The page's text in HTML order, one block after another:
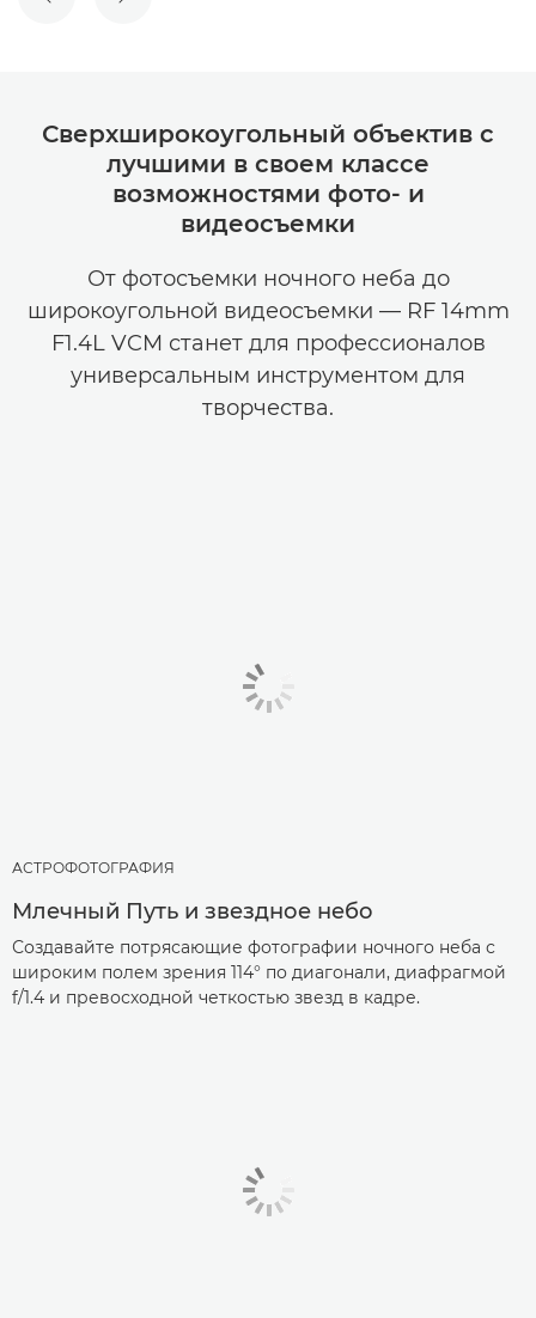
ПРЕДЫДУЩИЙ СЛАЙД
СЛЕДУЮЩИЙ СЛАЙД
Сверхширокоугольный объектив с
лучшими в своем классе
возможностями фото- и
видеосъемки
От фотосъемки ночного неба до
широкоугольной видеосъемки — RF 14mm
F1.4L VCM станет для профессионалов
универсальным инструментом для
творчества.
АСТРОФОТОГРАФИЯ
Млечный Путь и звездное небо
Создавайте потрясающие фотографии ночного неба с
широким полем зрения 114° по диагонали, диафрагмой
f/1.4 и превосходной четкостью звезд в кадре.